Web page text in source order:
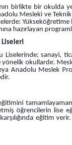
birlikte bir okulda
Mesleki ve
hazırlayan
Liseleri
Liselerinde; sanayi,
okullardır.
Anadolu Meslek
öğrencilerin lise
eğitim